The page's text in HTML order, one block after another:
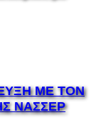
ΜΕ ΤΟΝ
ΝΑΣΣΕΡ